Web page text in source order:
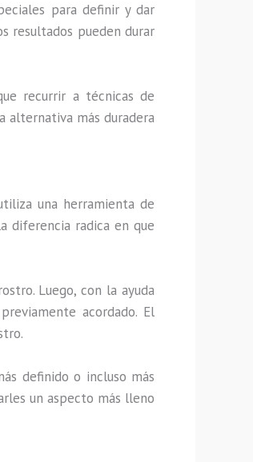
para definir y dar
resultados pueden durar
recurrir a técnicas de
alternativa más duradera
una herramienta de
diferencia radica en que
Luego, con la ayuda
acordado. El
definido o incluso más
un aspecto más lleno